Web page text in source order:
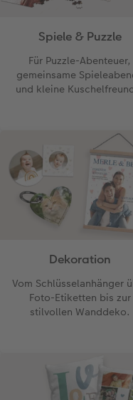
Tipps
Spiele & Puzzle
Für Puzzle-Abenteuer,
gemeinsame
und kleine
Dekoration
Vom Schlüsselanhänger
Foto-Etiketten bis zur
stilvollen Wanddeko.